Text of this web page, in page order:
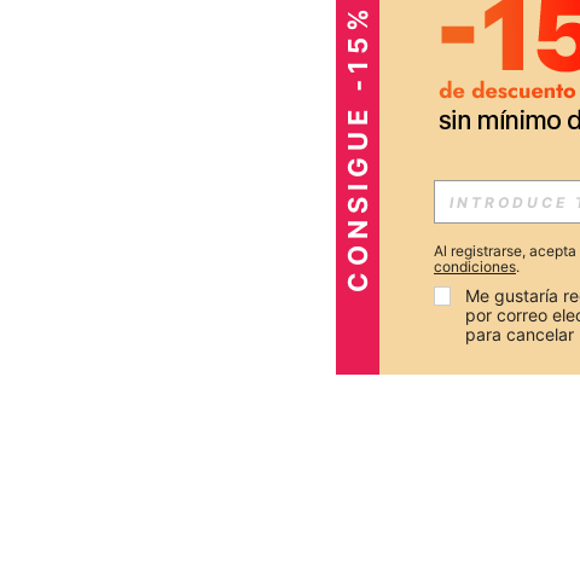
CONSIGUE -15%
Al registrarse,
condiciones.
Me gustaría
por correo
para cancelar